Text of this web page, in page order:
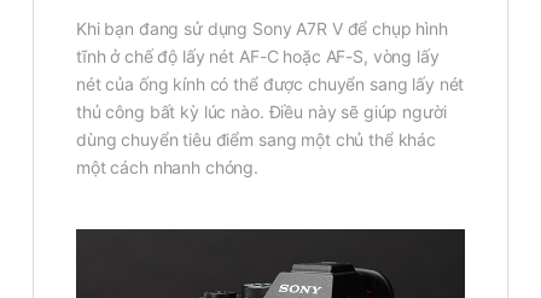
Khi bạn đang sử dụng Sony A7R V để chụp hình
tĩnh ở chế độ lấy nét AF-C hoặc AF-S, vòng lấy
nét của ống kính có thể được chuyển sang lấy nét
thủ công bất kỳ lúc nào. Điều này sẽ giúp người
dùng chuyển tiêu điểm sang một chủ thể khác
một cách nhanh chóng.